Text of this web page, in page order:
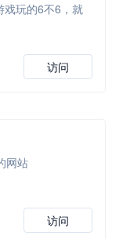
戏玩的6不6，就
访问
网站
访问